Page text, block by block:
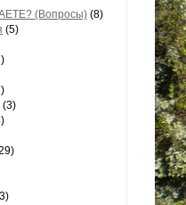
(Вопросы) (8)
(5)
(3)